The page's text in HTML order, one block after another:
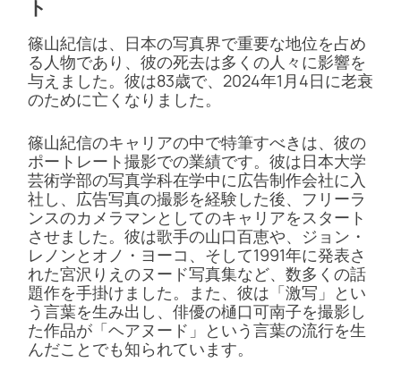
ト
篠山紀信は、日本の写真界で重要な地位を占め
る人物であり、彼の死去は多くの人々に影響を
与えました。彼は83歳で、2024年1月4日に老衰
のために亡くなりました。
篠山紀信のキャリアの中で特筆すべきは、彼の
ポートレート撮影での業績です。彼は日本大学
芸術学部の写真学科在学中に広告制作会社に入
社し、広告写真の撮影を経験した後、フリーラ
ンスのカメラマンとしてのキャリアをスタート
させました。彼は歌手の山口百恵や、ジョン・
レノンとオノ・ヨーコ、そして1991年に発表さ
れた宮沢りえのヌード写真集など、数多くの話
題作を手掛けました。また、彼は「激写」とい
う言葉を生み出し、俳優の樋口可南子を撮影し
た作品が「ヘアヌード」という言葉の流行を生
んだことでも知られています。